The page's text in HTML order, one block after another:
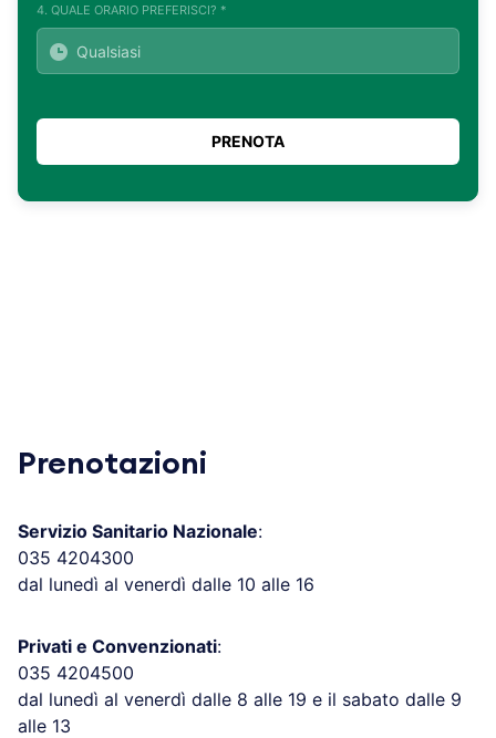
4. QUALE ORARIO PREFERISCI? *
Prenotazioni
Servizio Sanitario Nazionale:
035 4204300
dal lunedì al venerdì dalle 10 alle 16
Privati e Convenzionati:
035 4204500
dal lunedì al venerdì dalle 8 alle 19 e il sabato dalle 9
alle 13